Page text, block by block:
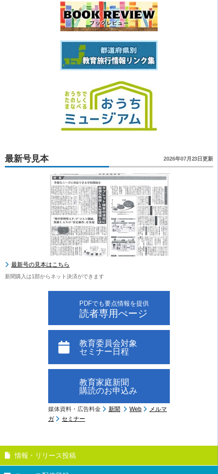
最新号見本 2026年07月23日更新
最新号の見本はこちら
新聞購入は1部からネット決済ができます
PDFでも要点情報を提供
読者専用ぺージ
教育委員会対象
セミナー日程
教育家庭新聞
購読のお申込み
媒体資料・広告料金 新聞 Web
メルマ
ガ
セミナー
情報・リリース投稿